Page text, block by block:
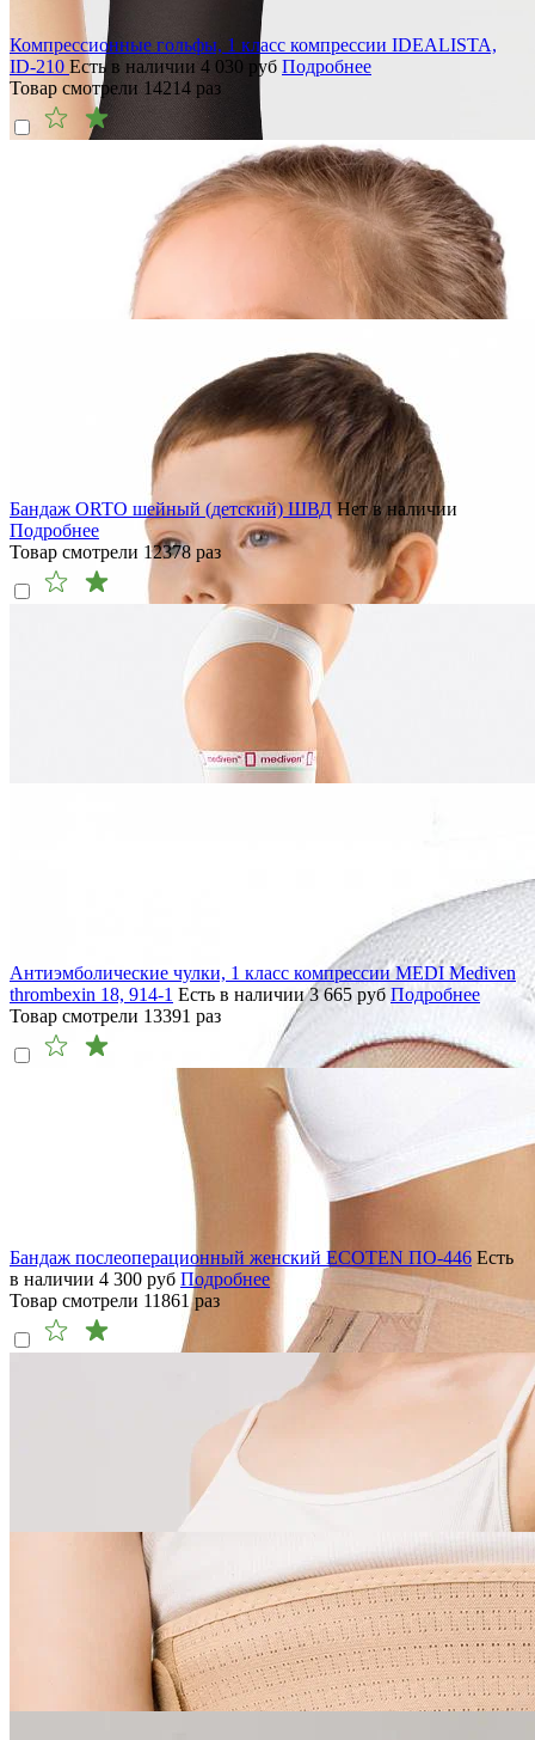
Компрессионные гольфы, 1 класс компрессии IDEALISTA,
ID-210 Есть в наличии 4 030 руб Подробнее
Товар смотрели 14214 раз
Бандаж ORTO шейный (детский) ШВД Нет в наличии
Подробнее
Товар смотрели 12378 раз
Антиэмболические чулки, 1 класс компрессии MEDI Mediven
thrombexin 18, 914-1 Есть в наличии 3 665 руб Подробнее
Товар смотрели 13391 раз
Бандаж послеоперационный женский ECOTEN ПО-446 Есть
в наличии 4 300 руб Подробнее
Товар смотрели 11861раз